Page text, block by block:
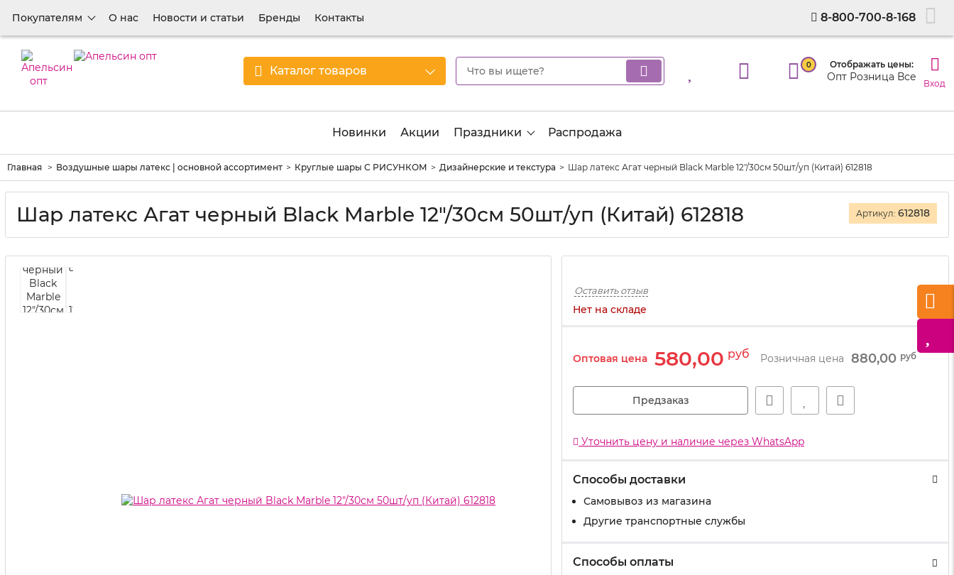
Покупателям О нас Новости и статьи Бренды Контакты 8-800-700-8-168
Каталог товаров 0 Отображать цены:
Опт Розница Все Вход
Новинки Акции Праздники Распродажа
Главная Воздушные шары латекс | основной ассортимент Круглые шары С РИСУНКОМ Дизайнерские и текстура Шар латекс Агат черный Black Marble 12"/30см 50шт/уп (Китай) 612818
Шар латекс Агат черный Black Marble 12"/30см 50шт/уп (Китай) 612818 Артикул: 612818
Оставить отзыв
Нет на складе
Оптовая цена 580,00 руб Розничная цена 880,00 руб
Предзаказ
Уточнить цену и наличие через WhatsApp
Способы доставки
Самовывоз из магазина
Другие транспортные службы
Способы оплаты